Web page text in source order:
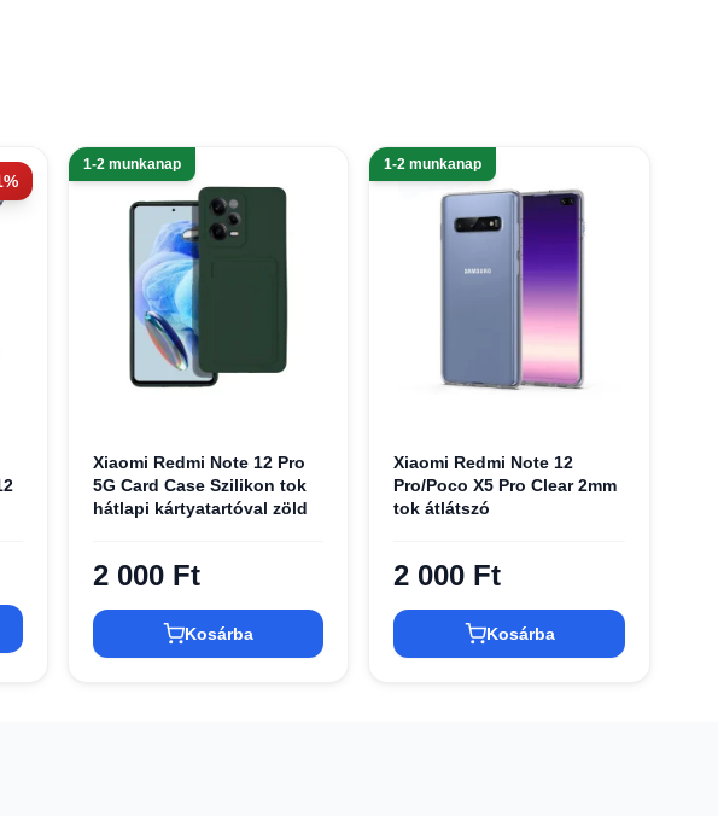
1-2 munkanap
Xiaomi Redmi Note 12 Pro
5G Card Case Szilikon tok
hátlapi kártyatartóval zöld
2 000 Ft
Kosárba
1-2 munkanap
Xiaomi Redmi Note 12
Pro/Poco X5 Pro Clear 2mm
tok átlátszó
2 000 Ft
Kosárba